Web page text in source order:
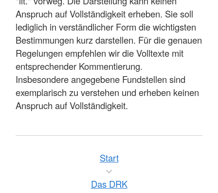
Anspruch auf Vollständigkeit erheben. Sie soll
lediglich in verständlicher Form die wichtigsten
Bestimmungen kurz darstellen. Für die genauen
Regelungen empfehlen wir die Volltexte mit
entsprechender Kommentierung.
Insbesondere angegebene Fundstellen sind
exemplarisch zu verstehen und erheben keinen
Anspruch auf Vollständigkeit.
Start
Das DRK